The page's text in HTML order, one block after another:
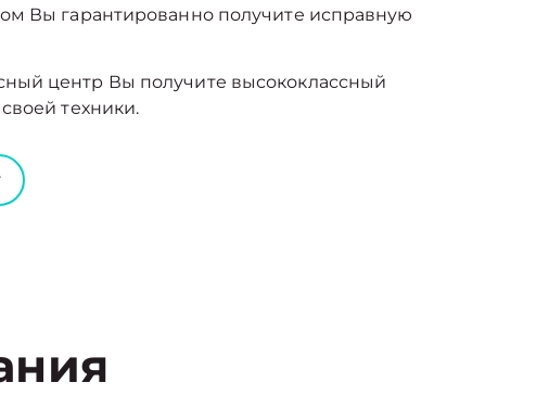
Вы гарантированно получите исправную
центр Вы получите высококлассный
техники.